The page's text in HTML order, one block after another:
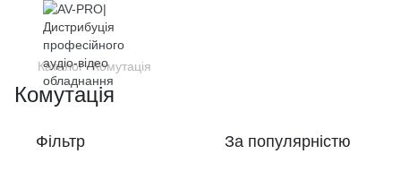
Каталог Комутація
Комутація
Фільтр За популярністю